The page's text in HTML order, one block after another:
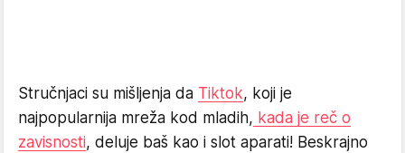
Stručnjaci su mišljenja da Tiktok, koji je
najpopularnija mreža kod mladih, kada je reč o
zavisnosti, deluje baš kao i slot aparati! Beskrajno